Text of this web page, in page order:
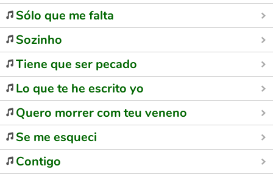
Sólo que me falta
Sozinho
Tiene que ser pecado
Lo que te he escrito yo
Quero morrer com teu veneno
Se me esqueci
Contigo